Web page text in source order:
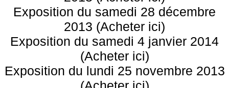
Exposition du samedi 28 décembre
2013 (Acheter ici)
Exposition du samedi 4 janvier 2014
(Acheter ici)
Exposition du lundi 25 novembre 2013